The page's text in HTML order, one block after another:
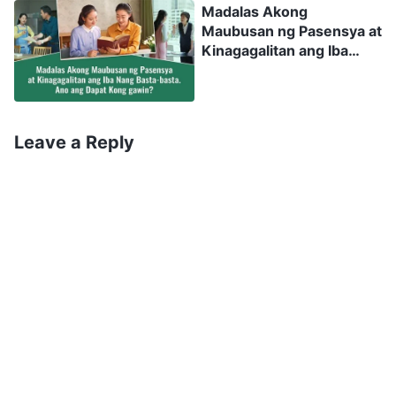
Karamihan sa mabuting pag-uugali ay bunga ng
silakbo ng damdamin, ito ay pag-uugaling
nagmumula sa doktrina at mga patakaran, o
kung hindi, ito ay isang pagsasagawang
Hindi ito dahil nauunawaan natin ang
Madalas Akong
Maubusan ng Pasensya at
Kinagagalitan ang Iba
Leave a Reply